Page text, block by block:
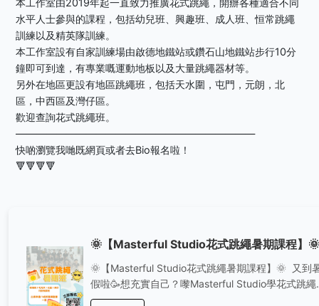
本工作室由2019年起一直致力推廣花式跳繩，開辦各種適合不同
水平人士參與的課程，包括幼兒班、興趣班、成人班、恒常跳繩
訓練以及精英隊訓練。
本工作室設有自家訓練場由啟德地鐵站或鑽石山地鐵站步行10分
鐘即可到達，有專業嘅運動地板以及大量跳繩器材等。
另外在地區更設有地區跳繩班，包括天水圍，屯門，元朗，北
區，中西區及灣仔區。
歡迎查詢花式跳繩班。
————————————————————————
快啲瀏覽我哋既網頁或者去Bio報名啦！
🔻🔻🔻🔻
🌞【Masterful Studio花式跳繩暑期課程】🌞
🌞【Masterful Studio花式跳繩暑期課程】🌞 又到
假啦🥳想充實自己？嚟Masterful Studio學花式跳繩
啱啦！除咗可以提升跳繩技巧、鍛鍊體能，仲可以